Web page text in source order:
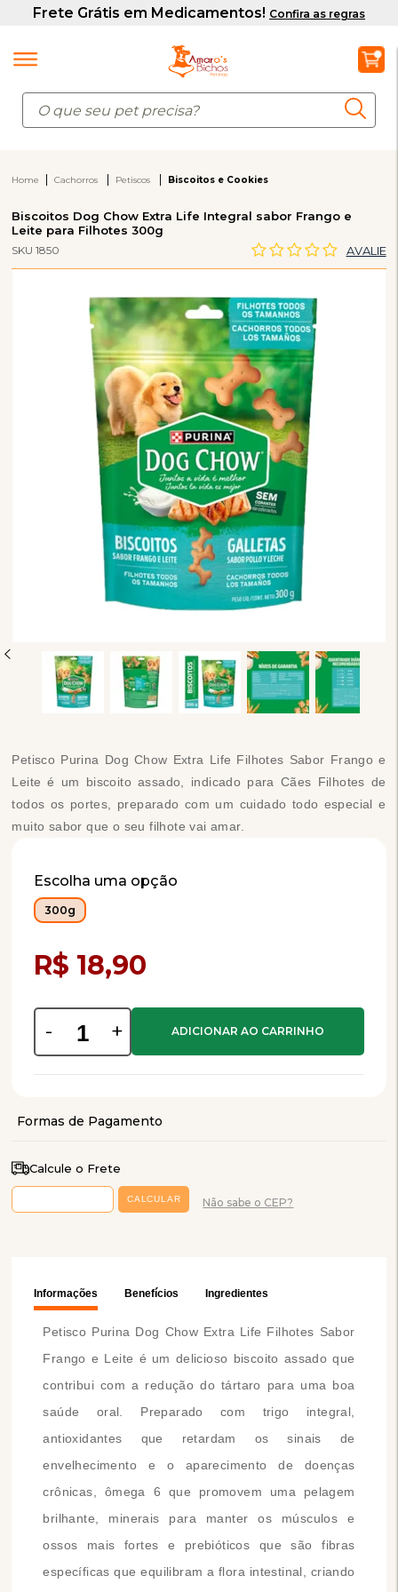
Home Cachorros Petiscos Biscoitos e Cookies
Biscoitos Dog Chow Extra Life Integral sabor Frango e
Leite para Filhotes 300g
SKU 1850 AVALIE
Petisco Purina Dog Chow Extra Life Filhotes Sabor Frango e
Leite é um biscoito assado, indicado para Cães Filhotes de
todos os portes, preparado com um cuidado todo especial e
muito sabor que o seu filhote vai amar.
Escolha uma opção
300g
R$ 18,90
- +
Calcule o Frete
Não sabe o CEP?
Informações Benefícios Ingredientes
Petisco Purina Dog Chow Extra Life Filhotes Sabor
Frango e Leite é um delicioso biscoito assado que
contribui com a redução do tártaro para uma boa
saúde oral. Preparado com trigo integral,
antioxidantes que retardam os sinais de
envelhecimento e o aparecimento de doenças
crônicas, ômega 6 que promovem uma pelagem
brilhante, minerais para manter os músculos e
ossos mais fortes e prebióticos que são fibras
específicas que equilibram a flora intestinal, criando